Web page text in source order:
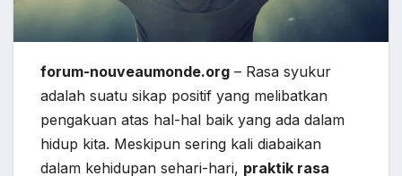
forum-nouveaumonde.org – Rasa syukur
adalah suatu sikap positif yang melibatkan
pengakuan atas hal-hal baik yang ada dalam
hidup kita. Meskipun sering kali diabaikan
dalam kehidupan sehari-hari, praktik rasa